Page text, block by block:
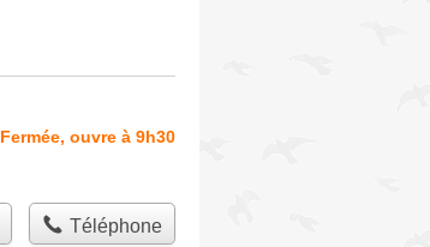
Fermée, ouvre à 9h30
Téléphone